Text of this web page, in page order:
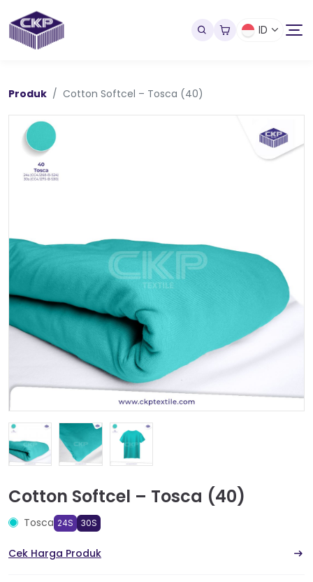
ID
Produk Cotton Softcel – Tosca (40)
Cotton Softcel – Tosca (40)
Tosca 24S 30S
Cek Harga Produk